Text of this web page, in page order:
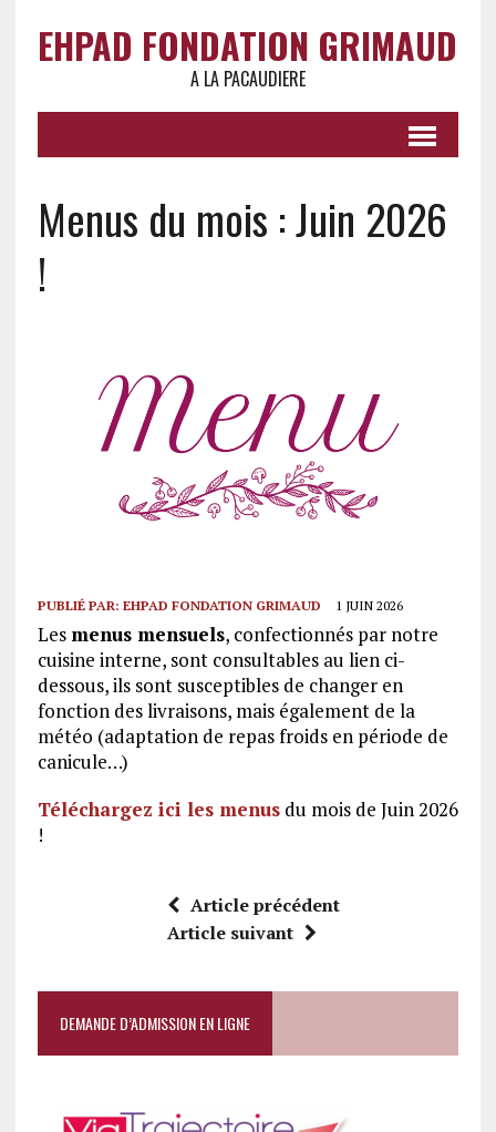
EHPAD FONDATION GRIMAUD
A LA PACAUDIERE
Menus du mois : Juin 2026
!
PUBLIÉ PAR: EHPAD FONDATION GRIMAUD 1 JUIN 2026
Les menus mensuels, confectionnés par notre
cuisine interne, sont consultables au lien ci-
dessous, ils sont susceptibles de changer en
fonction des livraisons, mais également de la
météo (adaptation de repas froids en période de
canicule…)
Téléchargez ici les menusdu mois de Juin 2026
!
Article précédent
Article suivant
DEMANDE D’ADMISSION EN LIGNE